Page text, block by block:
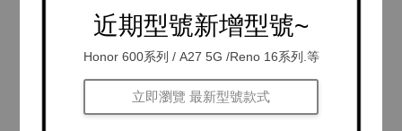
近期型號新增型號~
Honor 600系列 / A27 5G /Reno 16系列.等
立即瀏覽 最新型號款式